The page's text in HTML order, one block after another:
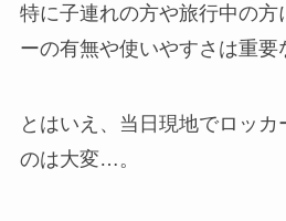
特に子連れの方や旅行中の方
ーの有無や使いやすさは重要
とはいえ、当日現地でロッ
のは大変…。